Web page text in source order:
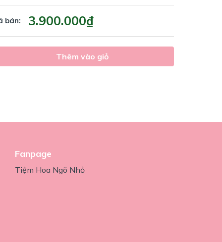
bán: 3.900.000₫
Thêm vào giỏ
Fanpage
Tiệm Hoa Ngõ Nhỏ